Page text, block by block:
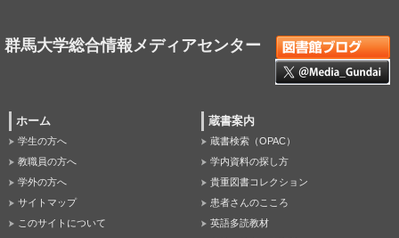
群馬大学総合情報メディアセンター
ホーム
学生の方へ
教職員の方へ
学外の方へ
サイトマップ
このサイトについて
蔵書案内
蔵書検索（OPAC）
学内資料の探し方
貴重図書コレクション
患者さんのこころ
英語多読教材